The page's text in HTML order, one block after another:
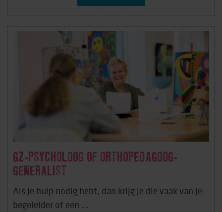
GZ-PSYCHOLOOG OF ORTHOPEDAGOOG-
GENERALIST
Als je hulp nodig hebt, dan krijg je die vaak van je
begeleider of een ...